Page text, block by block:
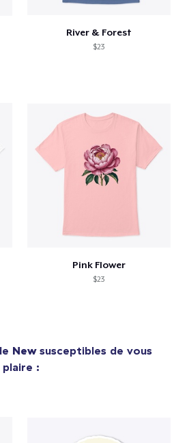
River & Forest
$23
Pink Flower
$23
Newsusceptibles de vous
plaire :